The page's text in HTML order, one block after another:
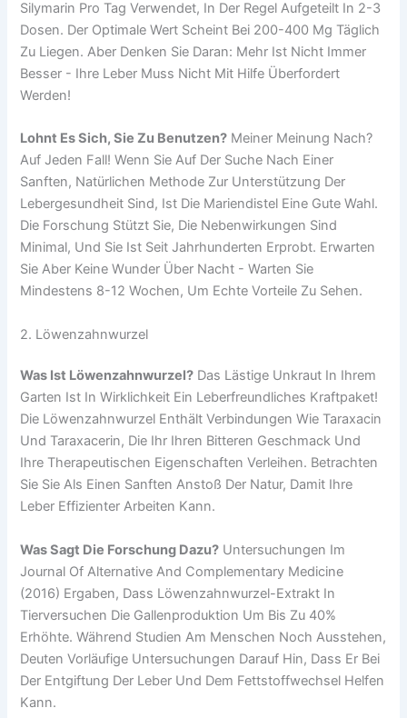
Silymarin Pro Tag Verwendet, In Der Regel Aufgeteilt In 2-3
Dosen. Der Optimale Wert Scheint Bei 200-400 Mg Täglich
Zu Liegen. Aber Denken Sie Daran: Mehr Ist Nicht Immer
Besser - Ihre Leber Muss Nicht Mit Hilfe Überfordert
Werden!
Lohnt Es Sich, Sie Zu Benutzen? Meiner Meinung Nach?
Auf Jeden Fall! Wenn Sie Auf Der Suche Nach Einer
Sanften, Natürlichen Methode Zur Unterstützung Der
Lebergesundheit Sind, Ist Die Mariendistel Eine Gute Wahl.
Die Forschung Stützt Sie, Die Nebenwirkungen Sind
Minimal, Und Sie Ist Seit Jahrhunderten Erprobt. Erwarten
Sie Aber Keine Wunder Über Nacht - Warten Sie
Mindestens 8-12 Wochen, Um Echte Vorteile Zu Sehen.
2. Löwenzahnwurzel
Was Ist Löwenzahnwurzel? Das Lästige Unkraut In Ihrem
Garten Ist In Wirklichkeit Ein Leberfreundliches Kraftpaket!
Die Löwenzahnwurzel Enthält Verbindungen Wie Taraxacin
Und Taraxacerin, Die Ihr Ihren Bitteren Geschmack Und
Ihre Therapeutischen Eigenschaften Verleihen. Betrachten
Sie Sie Als Einen Sanften Anstoß Der Natur, Damit Ihre
Leber Effizienter Arbeiten Kann.
Was Sagt Die Forschung Dazu? Untersuchungen Im
Journal Of Alternative And Complementary Medicine
(2016) Ergaben, Dass Löwenzahnwurzel-Extrakt In
Tierversuchen Die Gallenproduktion Um Bis Zu 40%
Erhöhte. Während Studien Am Menschen Noch Ausstehen,
Deuten Vorläufige Untersuchungen Darauf Hin, Dass Er Bei
Der Entgiftung Der Leber Und Dem Fettstoffwechsel Helfen
Kann.